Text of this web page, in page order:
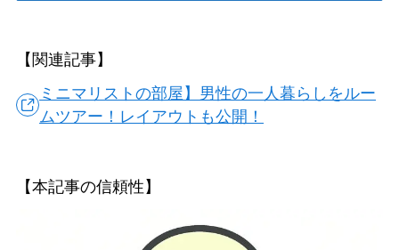
【関連記事】
ミニマリストの部屋】男性の一人暮らしをルー
ムツアー！レイアウトも公開！
【本記事の信頼性】